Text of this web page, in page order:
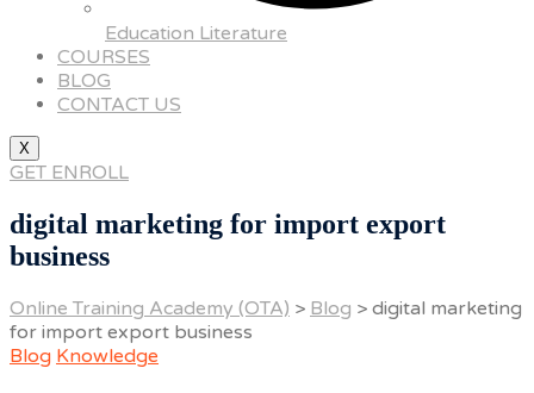
Education Literature
COURSES
BLOG
CONTACT US
X
GET ENROLL
digital marketing for import export
business
Online Training Academy (OTA) > Blog > digital marketing
for import export business
Blog Knowledge